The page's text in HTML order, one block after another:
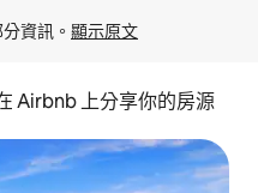
資訊。 顯示原文
Airbnb 上分享你的房源